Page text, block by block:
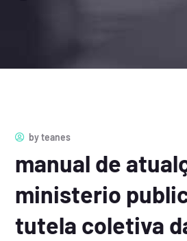
byteanes
manual de
ministerio
tutela coletiva